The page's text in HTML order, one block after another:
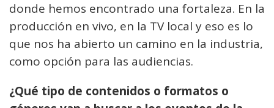
donde hemos encontrado una fortaleza. En la
producción en vivo, en la TV local y eso es lo
que nos ha abierto un camino en la industria,
como opción para las audiencias.
¿Qué tipo de contenidos o formatos o